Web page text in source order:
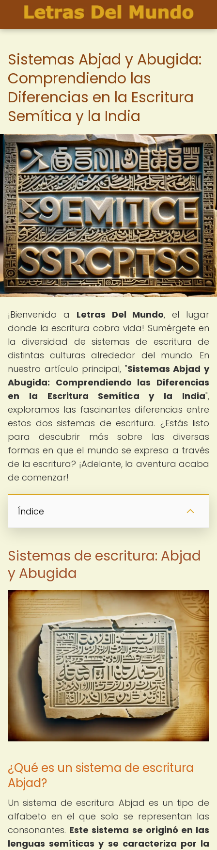
Sistemas Abjad y Abugida:
Comprendiendo las
Diferencias en la Escritura
Semítica y la India
¡Bienvenido a Letras Del Mundo, el lugar
donde la escritura cobra vida! Sumérgete en
la diversidad de sistemas de escritura de
distintas culturas alrededor del mundo. En
nuestro artículo principal, "Sistemas Abjad y
Abugida: Comprendiendo las Diferencias
en la Escritura Semítica y la India",
exploramos las fascinantes diferencias entre
estos dos sistemas de escritura. ¿Estás listo
para descubrir más sobre las diversas
formas en que el mundo se expresa a través
de la escritura? ¡Adelante, la aventura acaba
de comenzar!
Índice
Sistemas de escritura: Abjad
y Abugida
¿Qué es un sistema de escritura
Abjad?
Un sistema de escritura Abjad es un tipo de
alfabeto en el que solo se representan las
consonantes. Este sistema se originó en las
lenguas semíticas y se caracteriza por la